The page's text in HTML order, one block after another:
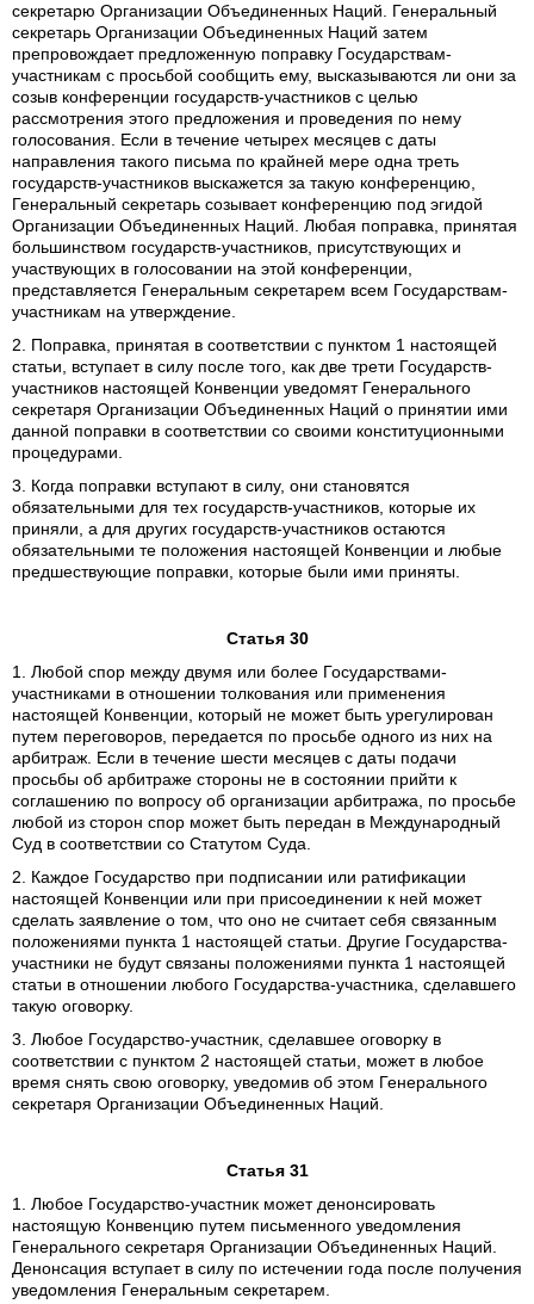
секретарю Организации Объединенных Наций. Генеральный
секретарь Организации Объединенных Наций затем
препровождает предложенную поправку Государствам-
участникам с просьбой сообщить ему, высказываются ли они за
созыв конференции государств-участников с целью
рассмотрения этого предложения и проведения по нему
голосования. Если в течение четырех месяцев с даты
направления такого письма по крайней мере одна треть
государств-участников выскажется за такую конференцию,
Генеральный секретарь созывает конференцию под эгидой
Организации Объединенных Наций. Любая поправка, принятая
большинством государств-участников, присутствующих и
участвующих в голосовании на этой конференции,
представляется Генеральным секретарем всем Государствам-
участникам на утверждение.
2. Поправка, принятая в соответствии с пунктом 1 настоящей
статьи, вступает в силу после того, как две трети Государств-
участников настоящей Конвенции уведомят Генерального
секретаря Организации Объединенных Наций о принятии ими
данной поправки в соответствии со своими конституционными
процедурами.
3. Когда поправки вступают в силу, они становятся
обязательными для тех государств-участников, которые их
приняли, а для других государств-участников остаются
обязательными те положения настоящей Конвенции и любые
предшествующие поправки, которые были ими приняты.
Статья 30
1. Любой спор между двумя или более Государствами-
участниками в отношении толкования или применения
настоящей Конвенции, который не может быть урегулирован
путем переговоров, передается по просьбе одного из них на
арбитраж. Если в течение шести месяцев с даты подачи
просьбы об арбитраже стороны не в состоянии прийти к
соглашению по вопросу об организации арбитража, по просьбе
любой из сторон спор может быть передан в Международный
Суд в соответствии со Статутом Суда.
2. Каждое Государство при подписании или ратификации
настоящей Конвенции или при присоединении к ней может
сделать заявление о том, что оно не считает себя связанным
положениями пункта 1 настоящей статьи. Другие Государства-
участники не будут связаны положениями пункта 1 настоящей
статьи в отношении любого Государства-участника, сделавшего
такую оговорку.
3. Любое Государство-участник, сделавшее оговорку в
соответствии с пунктом 2 настоящей статьи, может в любое
время снять свою оговорку, уведомив об этом Генерального
секретаря Организации Объединенных Наций.
Статья 31
1. Любое Государство-участник может денонсировать
настоящую Конвенцию путем письменного уведомления
Генерального секретаря Организации Объединенных Наций.
Денонсация вступает в силу по истечении года после получения
уведомления Генеральным секретарем.